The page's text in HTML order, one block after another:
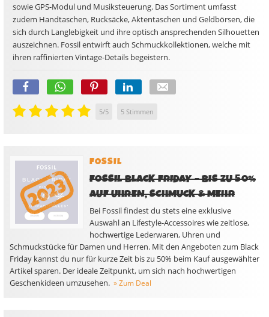
sowie GPS-Modul und Musiksteuerung. Das Sortiment umfasst
zudem Handtaschen, Rucksäcke, Aktentaschen und Geldbörsen, die
sich durch Langlebigkeit und ihre optisch ansprechenden Silhouetten
auszeichnen. Fossil entwirft auch Schmuckkollektionen, welche mit
ihren raffinierten Vintage-Details begeistern.
5/5 5 Stimmen
FOSSIL
FOSSIL BLACK FRIDAY – BIS ZU 50%
AUF UHREN, SCHMUCK & MEHR
Bei Fossil findest du stets eine exklusive
Auswahl an Lifestyle-Accessoires wie zeitlose,
hochwertige Lederwaren, Uhren und
Schmuckstücke für Damen und Herren. Mit den Angeboten zum Black
Friday kannst du nur für kurze Zeit bis zu 50% beim Kauf ausgewählter
Artikel sparen. Der ideale Zeitpunkt, um sich nach hochwertigen
Geschenkideen umzusehen. » Zum Deal